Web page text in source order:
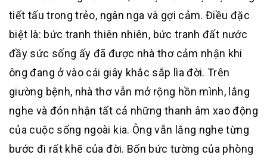
tiết tấu trong trẻo, ngân nga và gợi cảm. Điều đặc
biệt là: bức tranh thiên nhiên, bức tranh đất nước
đầy sức sống ấy đã được nhà thơ cảm nhận khi
ông đang ở vào cái giây khắc sắp lìa đời. Trên
giường bệnh, nhà thơ vẫn mở rộng hồn mình, lắng
nghe và đón nhận tất cả những thanh âm xao động
của cuộc sống ngoài kia. Ông vẫn lắng nghe từng
bước đi rất khẽ của đời. Bốn bức tường của phòng